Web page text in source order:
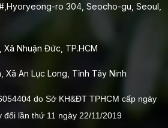
ro 304, Seocho-gu, Seoul,
Xã Nhuận Đức, TP.HCM
Xã An Lục Long, Tỉnh Tây Ninh
do Sở KH&ĐT TPHCM cấp ngày
đổi lần thứ 11 ngày 22/11/2019